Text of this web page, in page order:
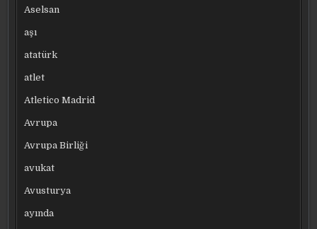
Aselsan
aşı
atatürk
atlet
Atletico Madrid
Avrupa
Avrupa Birliği
avukat
Avusturya
ayında